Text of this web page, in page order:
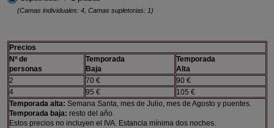
(Camas individuales: 4, Camas supletorias: 1)
Precios
Nº de
personas
Temporada
Baja
Temporada
Alta
2
70 €
90 €
4
95 €
105 €
Temporada alta: Semana Santa, mes de Julio, mes de Agosto y puentes.
Temporada baja: resto del año.
Estos precios no incluyen el IVA. Estancia mínima dos noches.